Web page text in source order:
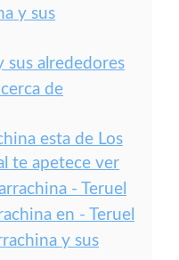
y sus
sus alrededores
de
esta de Los
te apetece ver
- Teruel
en - Teruel
y sus